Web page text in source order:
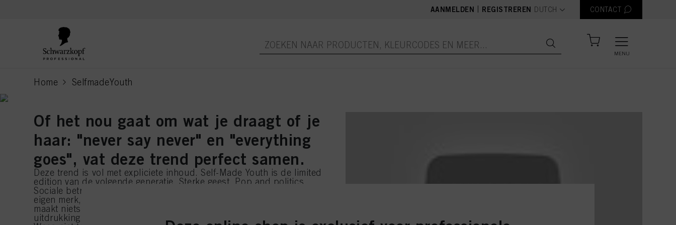
AANMELDEN REGISTREREN text.language
DUTCH CONTACT
MENU
Home SelfmadeYouth
current page
Of het nou gaat om wat je draagt of je
haar: "never say never" en "everything
goes", vat deze trend perfect samen.
Deze trend is vol met expliciete inhoud. Self-Made Youth is de limited
edition van de volgende generatie. Sterke geest. Pop and politics.
Sociale betrokkenheid. Edginess en empatie. Non-follower. Ik ben mijn
eigen merk, maar ik ben niet getekend door het merk. Geen likes? Dat
maakt niets uit. Vierlettige woorden— zoals haar — zijn een
uitdrukking van onszelf. Uniek. Verschillend. Updated op je gezicht.